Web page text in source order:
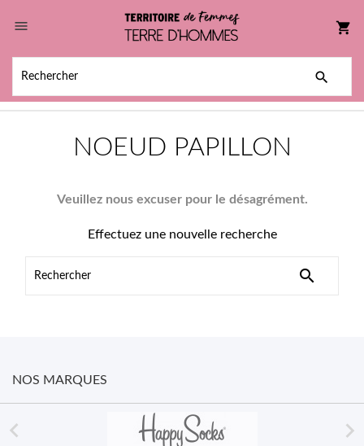
 shopping_cart

NOEUD PAPILLON
Veuillez nous excuser pour le désagrément.
Effectuez une nouvelle recherche

NOS MARQUES
 